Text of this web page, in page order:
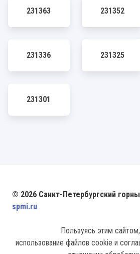
231363 231352
231336 231325
231301
© 2026 Санкт-Петербургский
spmi.ru.
Пользуясь этим
использование файлов cookie и